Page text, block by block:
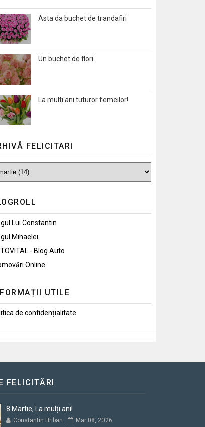
Asta da buchet de trandafiri
Un buchet de flori
La multi ani tuturor femeilor!
FELICITARI
Lui Constantin
Mihaelei
- Blog Auto
Online
UTILE
de confidențialitate
FELICITĂRI
8 Martie, La mulți ani!
Constantin Hriban Mar 08, 2026